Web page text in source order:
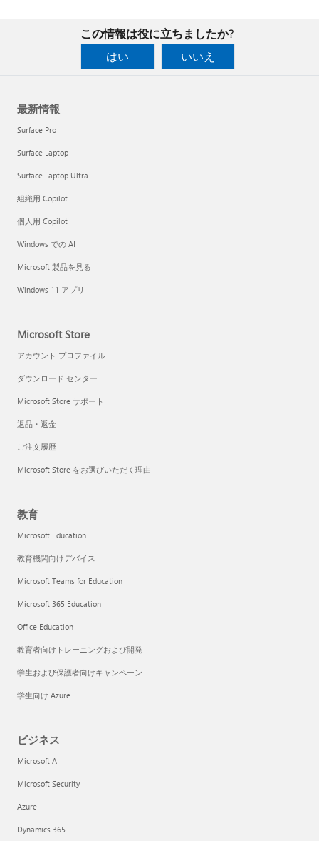
この情報は役に立ちましたか?
はい
いいえ
最新情報
Surface Pro
Surface Laptop
Surface Laptop Ultra
組織用 Copilot
個人用 Copilot
Windows での AI
Microsoft 製品を見る
Windows 11 アプリ
Microsoft Store
アカウント プロファイル
ダウンロード センター
Microsoft Store サポート
返品・返金
ご注文履歴
Microsoft Store をお選びいただく理由
教育
Microsoft Education
教育機関向けデバイス
Microsoft Teams for Education
Microsoft 365 Education
Office Education
教育者向けトレーニングおよび開発
学生および保護者向けキャンペーン
学生向け Azure
ビジネス
Microsoft AI
Microsoft Security
Azure
Dynamics 365